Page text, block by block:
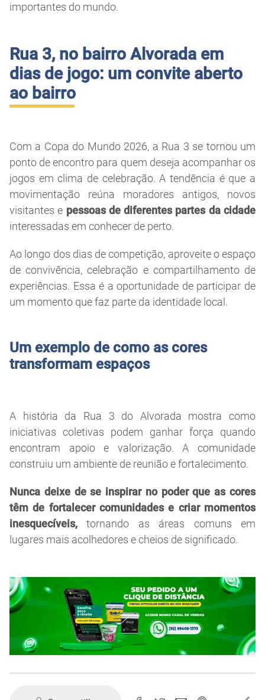
importantes do mundo.
Rua 3, no bairro Alvorada em
dias de jogo: um convite aberto
ao bairro
Com a Copa do Mundo 2026, a Rua 3 se tornou um
ponto de encontro para quem deseja acompanhar os
jogos em clima de celebração. A tendência é que a
movimentação reúna moradores antigos, novos
visitantes e pessoas de diferentes partes da cidade
interessadas em conhecer de perto.
Ao longo dos dias de competição, aproveite o espaço
de convivência, celebração e compartilhamento de
experiências. Essa é a oportunidade de participar de
um momento que faz parte da identidade local.
Um exemplo de como as cores
transformam espaços
A história da Rua 3 do Alvorada mostra como
iniciativas coletivas podem ganhar força quando
encontram apoio e valorização. A comunidade
construiu um ambiente de reunião e fortalecimento.
Nunca deixe de se inspirar no poder que as cores
têm de fortalecer comunidades e criar momentos
inesquecíveis,tornando as áreas comuns em
lugares mais acolhedores e cheios de significado.